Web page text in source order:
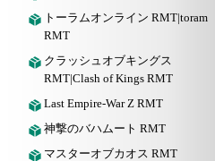
トーラムオンライン RMT|toram
RMT
クラッシュオブキングス
RMT|Clash of Kings RMT
Last Empire-War Z RMT
神撃のバハムート RMT
マスターオブカオス RMT